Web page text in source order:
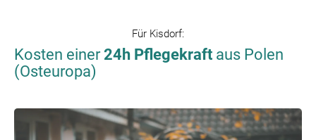
Für Kisdorf:
Kosten einer24h Pflegekraft aus Polen
(Osteuropa)